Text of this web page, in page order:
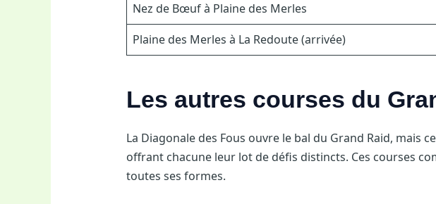
Nez de Bœuf à Plaine des Merles
Plaine des Merles à La Redoute (arrivée)
Les autres courses du
La Diagonale des Fous ouvre le bal du Grand Raid,
offrant chacune leur lot de défis distincts. Ces courses
toutes ses formes.